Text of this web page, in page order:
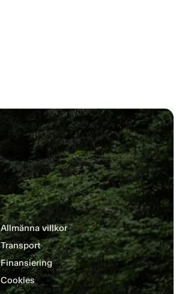
Allmänna villkor
Transport
Finansiering
Cookies